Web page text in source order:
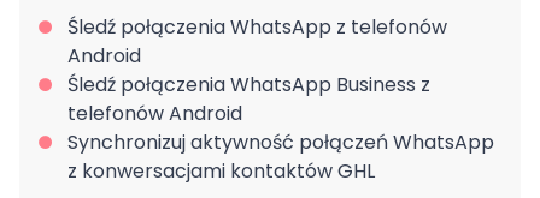
Śledź połączenia WhatsApp z telefonów
Android
Śledź połączenia WhatsApp Business z
telefonów Android
Synchronizuj aktywność połączeń WhatsApp
z konwersacjami kontaktów GHL